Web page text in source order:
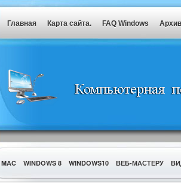
Главная Карта сайта. FAQ Windows
MAC WINDOWS 8 WINDOWS10 ВЕБ-МАСТЕРУ
УТИЛИТЫ